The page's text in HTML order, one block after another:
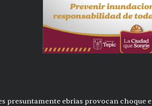
presuntamente ebrias provocan choque